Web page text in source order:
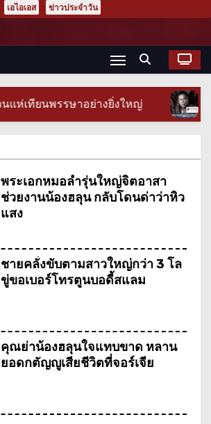
เอไอเอส
ข่าวประจำวัน
พระเอกหมอลำรุ่นใหญ่จิตอาสาช่วยง
พระเอกหมอลำรุ่นใหญ่จิตอาสา
ช่วยงานน้องฮลุน กลับโดนด่าว่าหิว
แสง
ชายคลั่งขับตามสาวใหญ่กว่า 3 โล
ขู่ขอเบอร์โทรตูนบอดี้สแลม
คุณย่าน้องฮลุนใจแทบขาด หลาน
ยอดกตัญญูเสียชีวิตที่จอร์เจีย